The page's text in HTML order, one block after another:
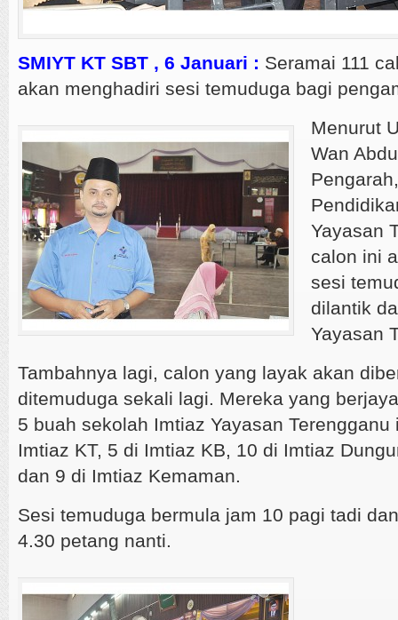
SMIYT KT SBT , 6 Januari : Seramai 111
akan menghadiri sesi temuduga bagi
Menurut
Wan
Yayasan
calon ini
sesi
dilantik
Yayasan
Tambahnya lagi, calon yang layak akan
ditemuduga sekali lagi. Mereka yang
5 buah sekolah Imtiaz Yayasan
Imtiaz KT, 5 di Imtiaz KB, 10 di Imtiaz
dan 9 di Imtiaz Kemaman.
Sesi temuduga bermula jam 10 pagi tadi
4.30 petang nanti.